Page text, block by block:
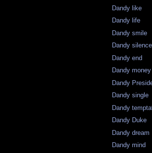
Dandy like
Dandy life
Dandy smile
Dandy silence
Dandy end
Dandy money
Dandy
Dandy single
Dandy
Dandy Duke
Dandy dream
Dandy mind